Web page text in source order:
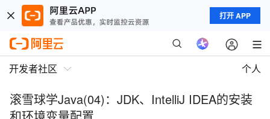
打开 APP
开发者社区 个人
滚雪球学Java(04)：JDK、IntelliJ IDEA的安装